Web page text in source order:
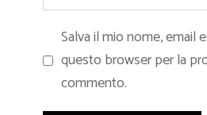
Salva il mio nome, email
questo browser per la
commento.